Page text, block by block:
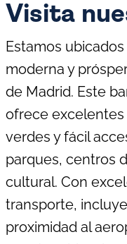
Visita
Estamos
moderna y
de Madrid. Este
ofrece
verdes y fácil
parques, centros
cultural. Con
transporte,
proximidad al